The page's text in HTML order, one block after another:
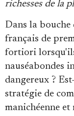
richesses de la
Dans la
français de
fortiori
nauséabondes
dangereux ?
stratégie de
manichéenne